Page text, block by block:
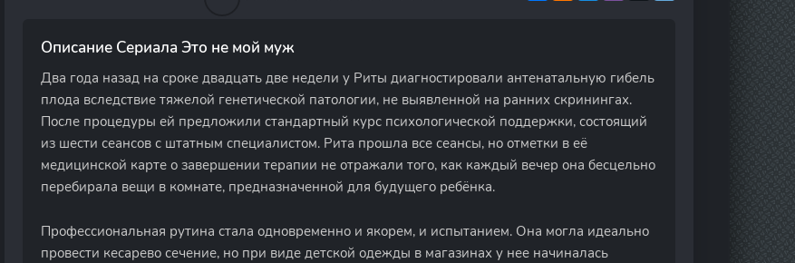
Описание Сериала Это не мой муж
Два года назад на сроке двадцать две недели у Риты диагностировали антенатальную гибель
плода вследствие тяжелой генетической патологии, не выявленной на ранних скринингах.
После процедуры ей предложили стандартный курс психологической поддержки, состоящий
из шести сеансов с штатным специалистом. Рита прошла все сеансы, но отметки в её
медицинской карте о завершении терапии не отражали того, как каждый вечер она бесцельно
перебирала вещи в комнате, предназначенной для будущего ребёнка.
Профессиональная рутина стала одновременно и якорем, и испытанием. Она могла идеально
провести кесарево сечение, но при виде детской одежды в магазинах у нее начиналась